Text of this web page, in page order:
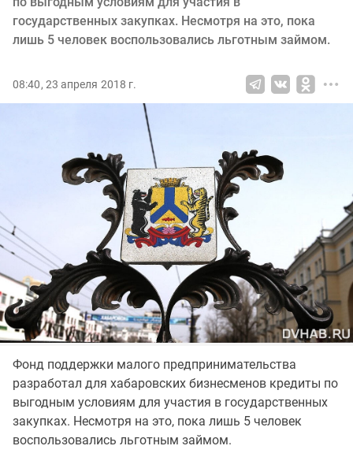
государственных закупках. Несмотря на это, пока
лишь 5 человек воспользовались льготным займом.
08:40, 23 апреля 2018 г.
Фонд поддержки малого предпринимательства
разработал для хабаровских бизнесменов кредиты по
выгодным условиям для участия в государственных
закупках. Несмотря на это, пока лишь 5 человек
воспользовались льготным займом.